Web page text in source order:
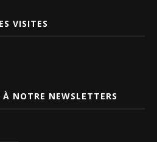
VISITES
NOTRE NEWSLETTERS